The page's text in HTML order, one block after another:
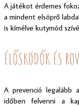
A játékot érdemes
a mindent elsöprő
is kímélve kutymód
ÉLŐSKÖDŐK ÉS
A prevenció legalább
időben felvenni a